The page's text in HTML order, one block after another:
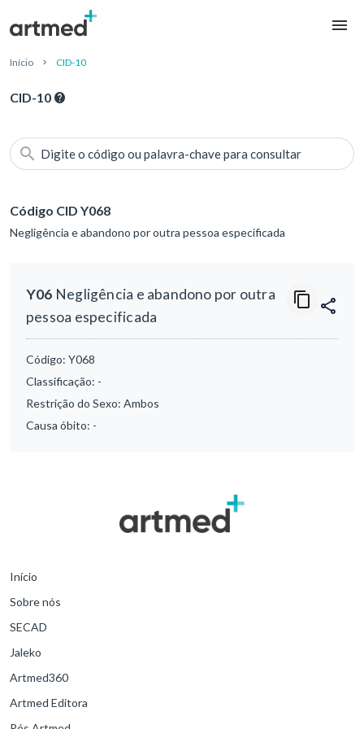
Início CID-10
CID-10
Digite o código ou palavra-chave para consultar
Código CID Y068
Negligência e abandono por outra pessoa especificada
Y06 Negligência e abandono por outra
pessoa especificada
Código: Y068
Classificação: -
Restrição do Sexo: Ambos
Causa óbito: -
Início
Sobre nós
SECAD
Jaleko
Artmed360
Artmed Editora